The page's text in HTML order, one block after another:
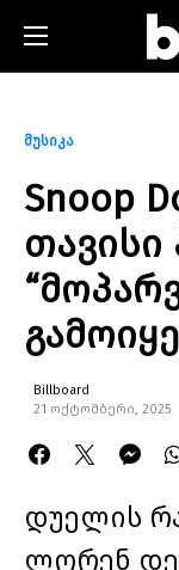
მუსიკა
Snoop
Billboard
21 ოქტომბერი, 2025
დუელის
ლორენ